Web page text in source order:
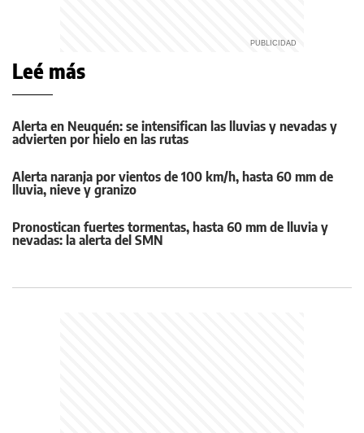
Leé más
Alerta en Neuquén: se intensifican las lluvias y nevadas y
advierten por hielo en las rutas
Alerta naranja por vientos de 100 km/h, hasta 60 mm de
lluvia, nieve y granizo
Pronostican fuertes tormentas, hasta 60 mm de lluvia y
nevadas: la alerta del SMN